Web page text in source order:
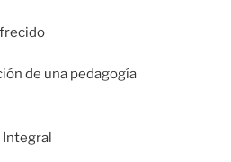
de una pedagogía
Integral